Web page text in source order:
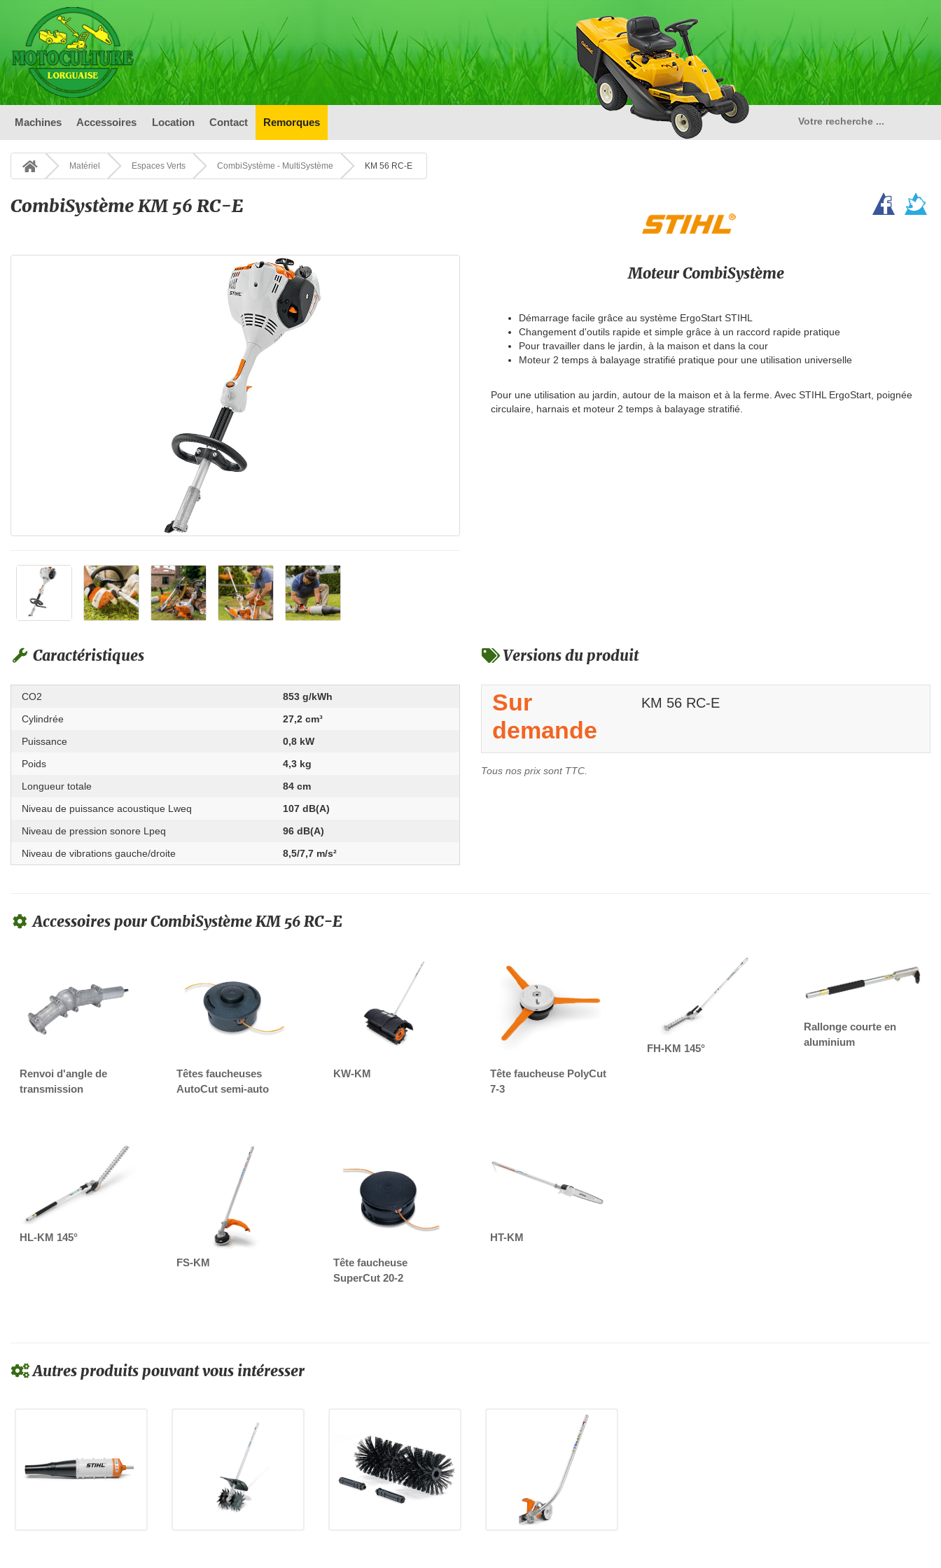
Machines Accessoires Location Contact Remorques
Matériel Espaces Verts CombiSystème - MultiSystème KM 56 RC-E
CombiSystème KM 56 RC-E
Moteur CombiSystème
Démarrage facile grâce au système ErgoStart STIHL
Changement d'outils rapide et simple grâce à un raccord rapide pratique
Pour travailler dans le jardin, à la maison et dans la cour
Moteur 2 temps à balayage stratifié pratique pour une utilisation universelle
Pour une utilisation au jardin, autour de la maison et à la ferme. Avec STIHL ErgoStart, poignée
circulaire, harnais et moteur 2 temps à balayage stratifié.
Caractéristiques
CO2
853 g/kWh
Cylindrée
27,2 cm³
Puissance
0,8 kW
Poids
4,3 kg
Longueur totale
84 cm
Niveau de puissance acoustique Lweq
107 dB(A)
Niveau de pression sonore Lpeq
96 dB(A)
Niveau de vibrations gauche/droite
8,5/7,7 m/s²
Versions du produit
Sur
demande
KM 56 RC-E
Tous nos prix sont TTC.
Accessoires pour CombiSystème KM 56 RC-E
Renvoi d'angle de
transmission
Têtes faucheuses
AutoCut semi-auto
KW-KM
Tête faucheuse PolyCut
7-3
FH-KM 145°
Rallonge courte en
aluminium
HL-KM 145°
FS-KM
Tête faucheuse
SuperCut 20-2
HT-KM
Autres produits pouvant vous intéresser